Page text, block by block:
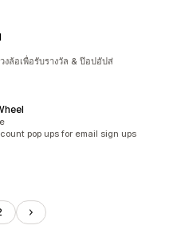
ล้อเพื่อรับรางวัล & ป๊อปอัปส่
pop ups for email sign ups